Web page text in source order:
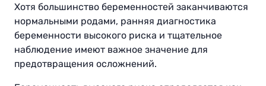
Хотя большинство беременностей заканчиваются
нормальными родами, ранняя диагностика
беременности высокого риска и тщательное
наблюдение имеют важное значение для
предотвращения осложнений.